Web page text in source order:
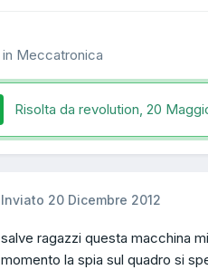
in Meccatronica
Risolta da revolution, 20
Inviato 20 Dicembre 2012
salve ragazzi questa macchina
momento la spia sul quadro si